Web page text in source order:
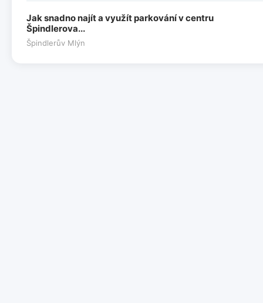
Jak snadno najít a využít parkování v centru
Špindlerova...
Špindlerův Mlýn